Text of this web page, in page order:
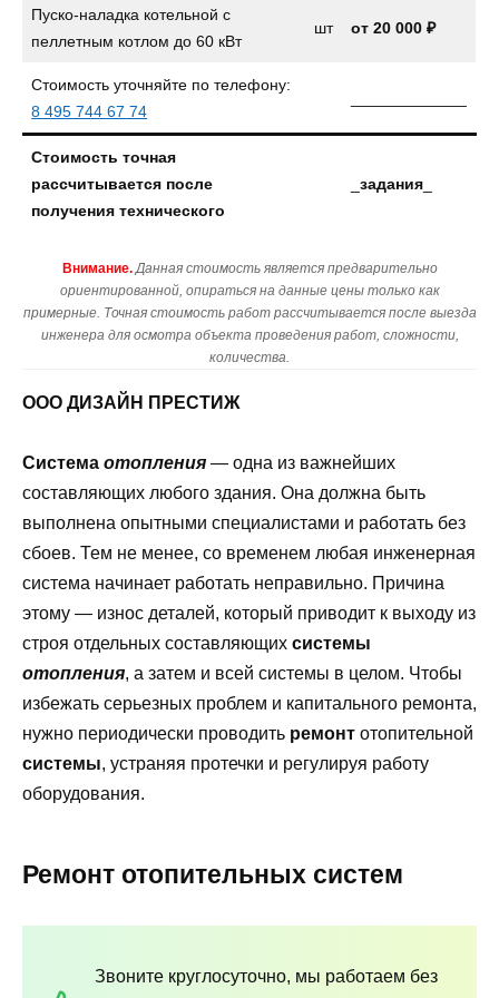
Пуско-наладка котельной с
пеллетным котлом до 60 кВт
шт от 20 000 ₽
Стоимость уточняйте по телефону:
8 495 744 67 74
Стоимость точная
рассчитывается после
получения технического
_задания
Внимание. Данная стоимость является предварительно
ориентированной, опираться на данные цены только как
примерные. Точная стоимость работ рассчитывается после выезда
инженера для осмотра объекта проведения работ, сложности,
количества.
ООО ДИЗАЙН ПРЕСТИЖ
Система отопления — одна из важнейших
составляющих любого здания. Она должна быть
выполнена опытными специалистами и работать без
сбоев. Тем не менее, со временем любая инженерная
система начинает работать неправильно. Причина
этому — износ деталей, который приводит к выходу из
строя отдельных составляющих системы
отопления, а затем и всей системы в целом. Чтобы
избежать серьезных проблем и капитального ремонта,
нужно периодически проводить ремонт отопительной
системы, устраняя протечки и регулируя работу
оборудования.
Ремонт отопительных систем
Звоните круглосуточно, мы работаем без